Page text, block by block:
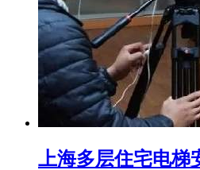
上海多层住宅电梯